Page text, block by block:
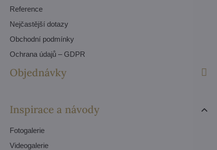
Reference
Nejčastější dotazy
Obchodní podmínky
Ochrana údajů – GDPR
Objednávky
Inspirace a návody
Fotogalerie
Videogalerie